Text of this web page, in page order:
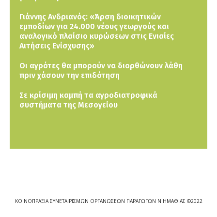
Γιάννης Ανδριανός: «Άρση διοικητικών
εμποδίων για 24.000 νέους γεωργούς και
αναλογικό πλαίσιο κυρώσεων στις Ενιαίες
Αιτήσεις Ενίσχυσης»
Οι αγρότες θα μπορούν να διορθώνουν λάθη
πριν χάσουν την επιδότηση
Σε κρίσιμη καμπή τα αγροδιατροφικά
συστήματα της Μεσογείου
ΚΟΙΝΟΠΡΑΞΙΑ ΣΥΝΕΤΑΙΡΙΣΜΩΝ ΟΡΓΑΝΩΣΕΩΝ ΠΑΡΑΓΩΓΩΝ Ν.ΗΜΑΘΙΑΣ ©2022